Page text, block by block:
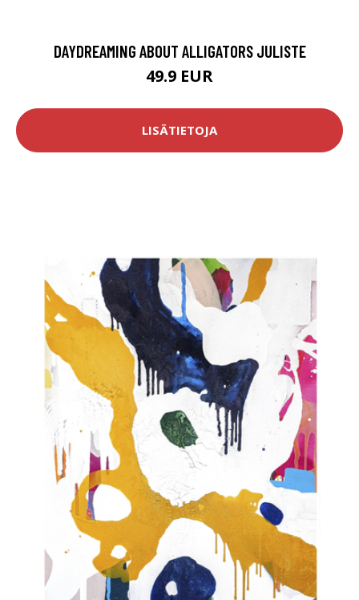
DAYDREAMING ABOUT ALLIGATORS JULISTE
49.9 EUR
LISÄTIETOJA